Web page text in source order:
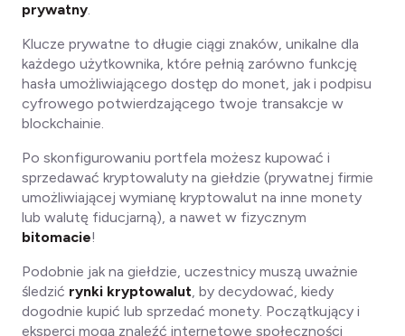
prywatny.
Klucze prywatne to długie ciągi znaków, unikalne dla
każdego użytkownika, które pełnią zarówno funkcję
hasła umożliwiającego dostęp do monet, jak i podpisu
cyfrowego potwierdzającego twoje transakcje w
blockchainie.
Po skonfigurowaniu portfela możesz kupować i
sprzedawać kryptowaluty na giełdzie (prywatnej firmie
umożliwiającej wymianę kryptowalut na inne monety
lub walutę fiducjarną), a nawet w fizycznym
bitomacie!
Podobnie jak na giełdzie, uczestnicy muszą uważnie
śledzić rynki kryptowalut, by decydować, kiedy
dogodnie kupić lub sprzedać monety. Początkujący i
eksperci mogą znaleźć internetowe społeczności